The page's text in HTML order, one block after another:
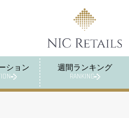
ション 週間ランキング
RANKING